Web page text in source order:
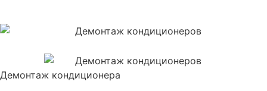
Демонтаж кондиционера